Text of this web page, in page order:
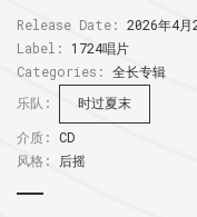
Release Date: 2026年4月
Label:
1724唱片
Categories: 全长专辑
乐队:
时过夏末
介质: CD
风格:
后摇